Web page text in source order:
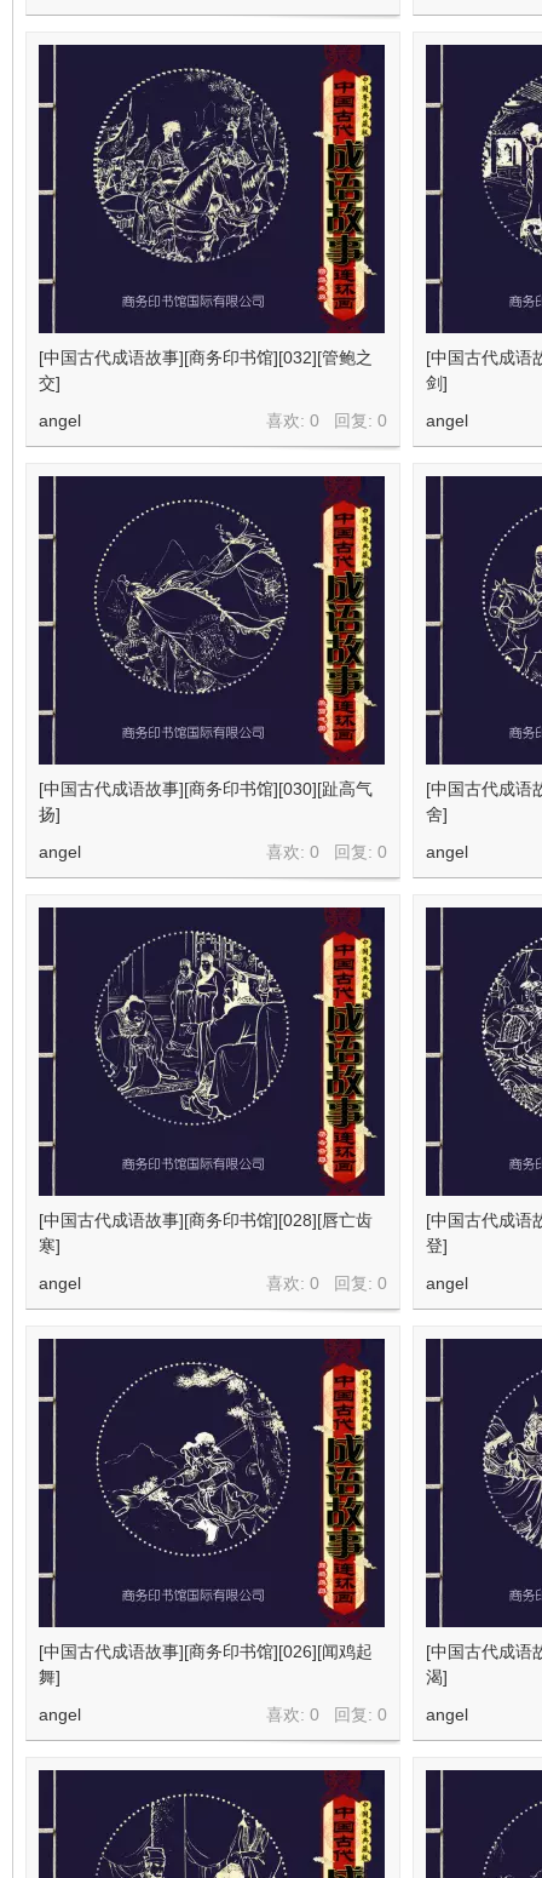
[中国古代成语故事][商务印书馆][032][管鲍之
交]
喜欢: 0 回复: 0
angel
[中国古代成语
剑]
angel
[中国古代成语故事][商务印书馆][030][趾高气
扬]
喜欢: 0 回复: 0
angel
[中国古代成语
舍]
angel
[中国古代成语故事][商务印书馆][028][唇亡齿
寒]
喜欢: 0 回复: 0
angel
[中国古代成语
登]
angel
[中国古代成语故事][商务印书馆][026][闻鸡起
舞]
喜欢: 0 回复: 0
angel
[中国古代成语
渴]
angel